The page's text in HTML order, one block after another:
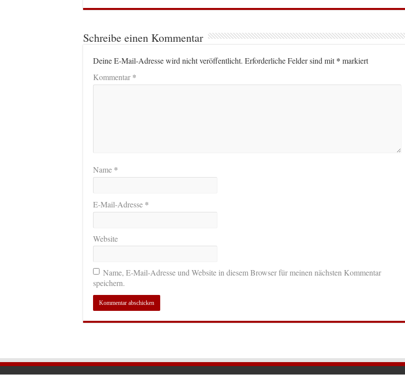
Schreibe einen Kommentar
Deine E-Mail-Adresse wird nicht veröffentlicht. Erforderliche Felder sind mit* markiert
Kommentar*
Name *
E-Mail-Adresse *
Website
Name, E-Mail-Adresse und Website in diesem Browser für meinen nächsten Kommentar
speichern.